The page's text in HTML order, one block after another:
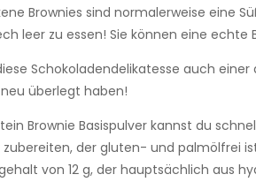
Brownies sind normalerweise eine
leer zu essen! Sie können eine echte
Schokoladendelikatesse auch
überlegt haben!
Brownie Basispulver kannst du
zubereiten, der gluten- und palmölfrei
von 12 g, der hauptsächlich aus